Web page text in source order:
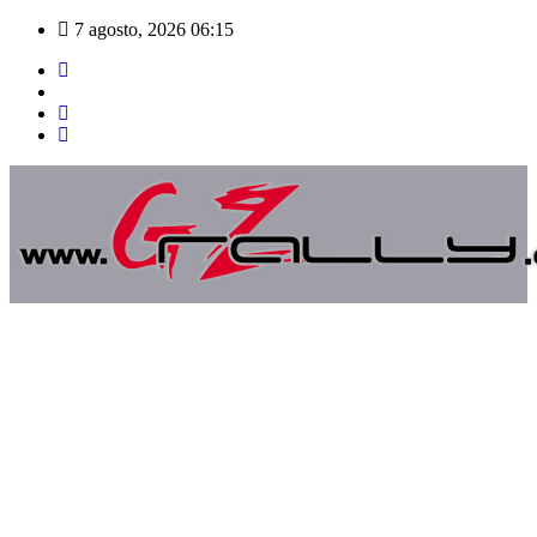
Saltar
contenido
7 agosto, 2026 06:15